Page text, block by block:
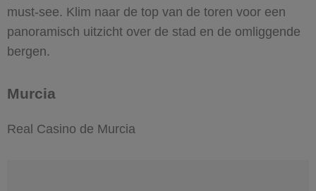
must-see. Klim naar de top van de toren voor een
panoramisch uitzicht over de stad en de omliggende
bergen.
Murcia
Real Casino de Murcia